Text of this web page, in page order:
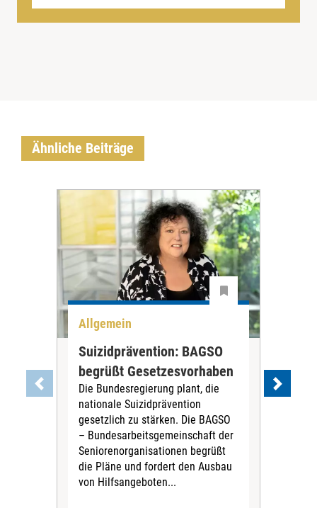
Ähnliche Beiträge
Allgemein
Suizidprävention: BAGSO
begrüßt Gesetzesvorhaben
Die Bundesregierung plant, die
nationale Suizidprävention
gesetzlich zu stärken. Die BAGSO
– Bundesarbeitsgemeinschaft der
Seniorenorganisationen begrüßt
die Pläne und fordert den Ausbau
von Hilfsangeboten...